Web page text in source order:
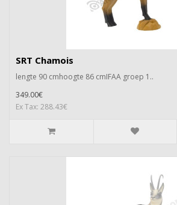
SRT Chamois
lengte 90 cmhoogte 86 cmIFAA groep 1..
349.00€
Ex Tax: 288.43€